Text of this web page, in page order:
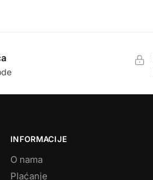
INFORMACIJE
O nama
Plaćanje